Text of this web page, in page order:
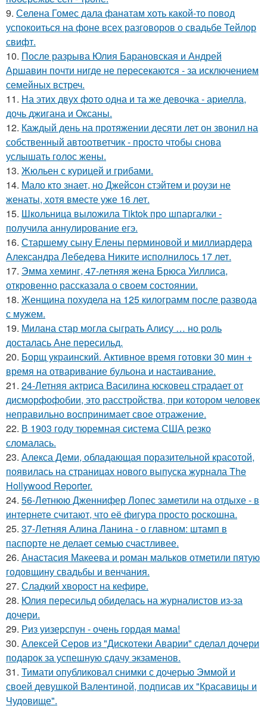
9. Селена Гомес дала фанатам хоть какой-то повод
успокоиться на фоне всех разговоров о свадьбе Тейлор
свифт.
10. После разрыва Юлия Барановская и Андрей
Аршавин почти нигде не пересекаются - за исключением
семейных встреч.
11. На этих двух фото одна и та же девочка - ариелла,
дочь джигана и Оксаны.
12. Каждый день на протяжении десяти лет он звонил на
собственный автоответчик - просто чтобы снова
услышать голос жены.
13. Жюльен с курицей и грибами.
14. Мало кто знает, но Джейсон стэйтем и роузи не
женаты, хотя вместе уже 16 лет.
15. Школьница выложила Tiktok про шпаргалки -
получила аннулирование егэ.
16. Старшему сыну Елены перминовой и миллиардера
Александра Лебедева Никите исполнилось 17 лет.
17. Эмма хеминг, 47-летняя жена Брюса Уиллиса,
откровенно рассказала о своем состоянии.
18. Женщина похудела на 125 килограмм после развода
с мужем.
19. Милана стар могла сыграть Алису … но роль
досталась Ане пересильд.
20. Борщ украинский. Активное время готовки 30 мин +
время на отваривание бульона и настаивание.
21. 24-Летняя актриса Василина юсковец страдает от
дисморфофобии, это расстройства, при котором человек
неправильно воспринимает свое отражение.
22. В 1903 году тюремная система США резко
сломалась.
23. Алекса Деми, обладающая поразительной красотой,
появилась на страницах нового выпуска журнала The
Hollywood Reporter.
24. 56-Летнюю Дженнифер Лопес заметили на отдыхе - в
интернете считают, что её фигура просто роскошна.
25. 37-Летняя Алина Ланина - о главном: штамп в
паспорте не делает семью счастливее.
26. Анастасия Макеева и роман мальков отметили пятую
годовщину свадьбы и венчания.
27. Сладкий хворост на кефире.
28. Юлия пересильд обиделась на журналистов из-за
дочери.
29. Риз уизерспун - очень гордая мама!
30. Алексей Серов из "Дискотеки Аварии" сделал дочери
подарок за успешную сдачу экзаменов.
31. Тимати опубликовал снимки с дочерью Эммой и
своей девушкой Валентиной, подписав их "Красавицы и
Чудовище".